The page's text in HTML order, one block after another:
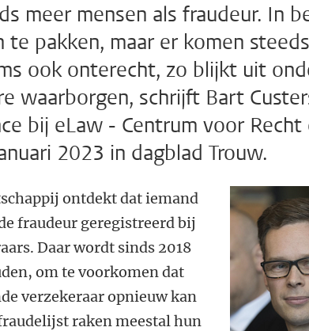
meer mensen als fraudeur. In
pakken, maar er komen
ook onterecht, zo blijkt uit
waarborgen, schrijft Bart
bij eLaw - Centrum voor Recht
2023 in dagblad Trouw.
ontdekt dat iemand
fraudeur geregistreerd bij
Daar wordt sinds 2018
om te voorkomen dat
verzekeraar opnieuw kan
raken meestal hun